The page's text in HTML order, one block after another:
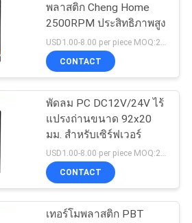
บายความ
นต์
ยู DC
150
พลาสติก Cheng Home
2500RPM ประสิทธิภาพสูง
CONTACT
พัดลม PC DC12V/24V ไร้
แปรงถ่านขนาด 92x20
มม. สำหรับเซิร์ฟเวอร์
USD1.00-8.00 per piece MOQ:2,000 ชิ้น
CONTACT
เทอร์โมพลาสติก PBT